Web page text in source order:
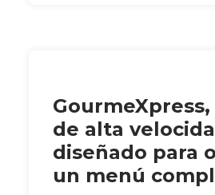
de alta
diseñado para
un menú